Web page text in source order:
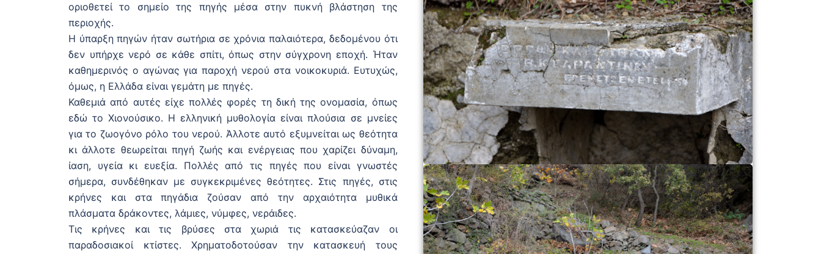
οριοθετεί το σημείο της πηγής μέσα στην πυκνή βλάστηση της
περιοχής.
Η ύπαρξη πηγών ήταν σωτήρια σε χρόνια παλαιότερα, δεδομένου ότι
δεν υπήρχε νερό σε κάθε σπίτι, όπως στην σύγχρονη εποχή. Ήταν
καθημερινός ο αγώνας για παροχή νερού στα νοικοκυριά. Ευτυχώς,
όμως, η Ελλάδα είναι γεμάτη με πηγές.
Καθεμιά από αυτές είχε πολλές φορές τη δική της ονομασία, όπως
εδώ το Χιονούσικο. Η ελληνική μυθολογία είναι πλούσια σε μνείες
για το ζωογόνο ρόλο του νερού. Άλλοτε αυτό εξυμνείται ως θεότητα
κι άλλοτε θεωρείται πηγή ζωής και ενέργειας που χαρίζει δύναμη,
ίαση, υγεία κι ευεξία. Πολλές από τις πηγές που είναι γνωστές
σήμερα, συνδέθηκαν με συγκεκριμένες θεότητες. Στις πηγές, στις
κρήνες και στα πηγάδια ζούσαν από την αρχαιότητα μυθικά
πλάσματα δράκοντες, λάμιες, νύμφες, νεράιδες.
Τις κρήνες και τις βρύσες στα χωριά τις κατασκεύαζαν οι
παραδοσιακοί κτίστες. Χρηματοδοτούσαν την κατασκευή τους